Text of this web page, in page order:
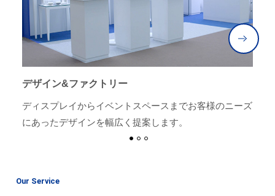
デザイン&ファクトリー
ディスプレイからイベントスペースまでお客様のニーズ
にあったデザインを幅広く提案します。
Our Service